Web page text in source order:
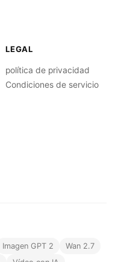
LEGAL
política de privacidad
Condiciones de servicio
Imagen GPT 2
Wan 2.7